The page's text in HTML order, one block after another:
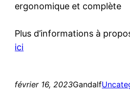
ergonomique et complète
Plus d’informations à
ici
février 16, 2023Gandalf